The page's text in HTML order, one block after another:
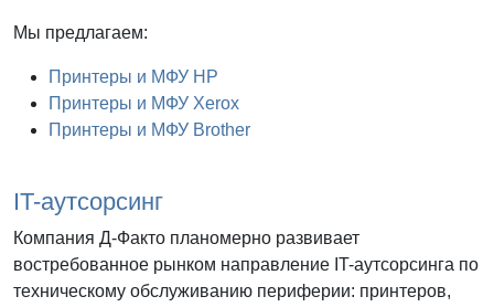
Мы предлагаем:
Принтеры и МФУ HP
Принтеры и МФУ Xerox
Принтеры и МФУ Brother
IT-аутсорсинг
Компания Д-Факто планомерно развивает
востребованное рынком направление IT-аутсорсинга по
техническому обслуживанию периферии: принтеров,